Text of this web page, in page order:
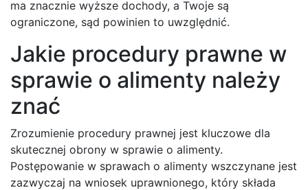
ma znacznie wyższe dochody, a Twoje są
ograniczone, sąd powinien to uwzględnić.
Jakie procedury prawne w
sprawie o alimenty należy
znać
Zrozumienie procedury prawnej jest kluczowe dla
skutecznej obrony w sprawie o alimenty.
Postępowanie w sprawach o alimenty wszczynane jest
zazwyczaj na wniosek uprawnionego, który składa